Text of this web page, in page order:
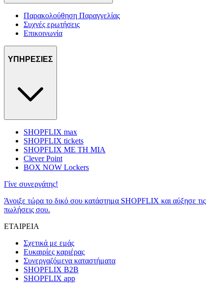
Παρακολούθηση Παραγγελίας
Συχνές ερωτήσεις
Επικοινωνία
ΥΠΗΡΕΣΙΕΣ
SHOPFLIX max
SHOPFLIX tickets
SHOPFLIX ΜΕ ΤΗ ΜΙΑ
Clever Point
BOX NOW Lockers
Γίνε συνεργάτης!
Άνοιξε τώρα το δικό σου κατάστημα SHOPFLIX και αύξησε τις
πωλήσεις σου.
ΕΤΑΙΡΕΙΑ
Σχετικά με εμάς
Ευκαιρίες καριέρας
Συνεργαζόμενα καταστήματα
SHOPFLIX B2B
SHOPFLIX app